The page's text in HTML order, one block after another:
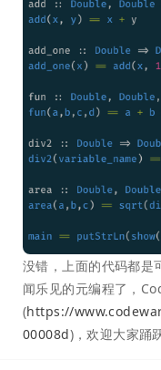
没错，上面的代码都是
闻乐见的元编程了，
(https://
00008d)，欢迎大家踊